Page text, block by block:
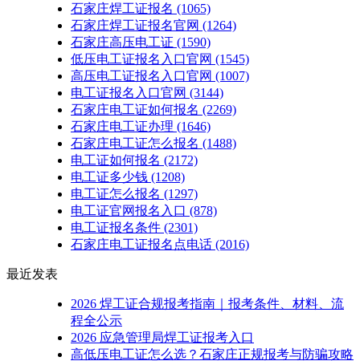
石家庄焊工证报名 (1065)
石家庄焊工证报名官网 (1264)
石家庄高压电工证 (1590)
低压电工证报名入口官网 (1545)
高压电工证报名入口官网 (1007)
电工证报名入口官网 (3144)
石家庄电工证如何报名 (2269)
石家庄电工证办理 (1646)
石家庄电工证怎么报名 (1488)
电工证如何报名 (2172)
电工证多少钱 (1208)
电工证怎么报名 (1297)
电工证官网报名入口 (878)
电工证报名条件 (2301)
石家庄电工证报名点电话 (2016)
最近发表
2026 焊工证合规报考指南｜报考条件、材料、流
程全公示
2026 应急管理局焊工证报考入口
高低压电工证怎么选？石家庄正规报考与防骗攻略